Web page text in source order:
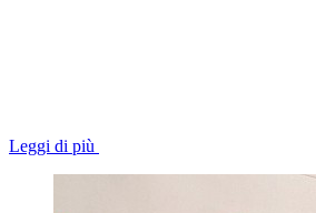
Leggi di più